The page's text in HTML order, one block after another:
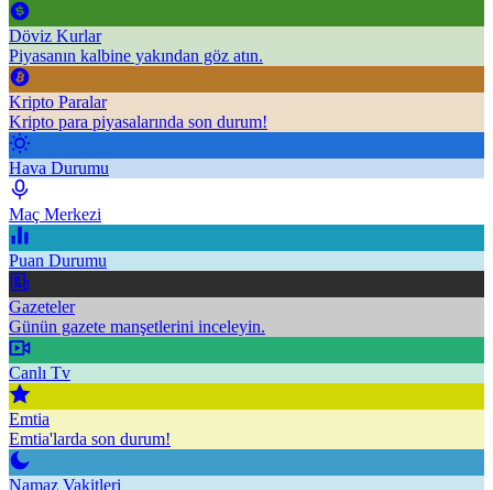
Döviz Kurlar
Piyasanın kalbine yakından göz atın.
Kripto Paralar
Kripto para piyasalarında son durum!
Hava Durumu
Maç Merkezi
Puan Durumu
Gazeteler
Günün gazete manşetlerini inceleyin.
Canlı Tv
Emtia
Emtia'larda son durum!
Namaz Vakitleri